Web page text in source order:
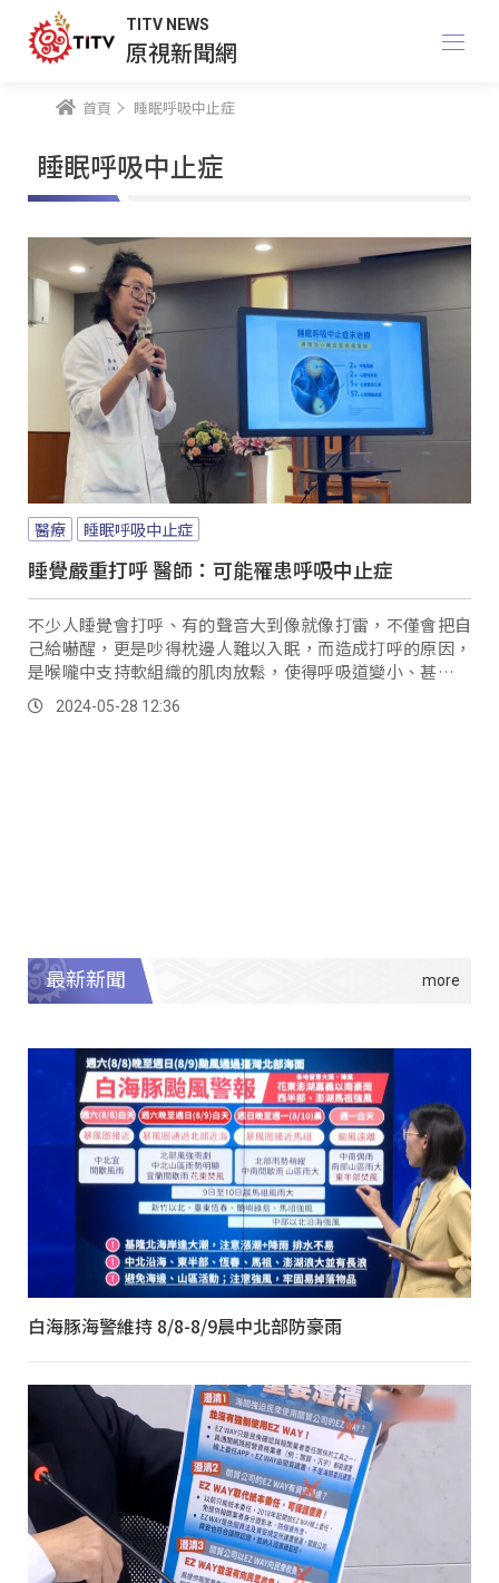
TITV NEWS
原視新聞網
首頁 睡眠呼吸中止症
睡眠呼吸中止症
醫療 睡眠呼吸中止症
睡覺嚴重打呼 醫師：可能罹患呼吸中止症
不少人睡覺會打呼、有的聲音大到像就像打雷，不僅會把自
己給嚇醒，更是吵得枕邊人難以入眠，而造成打呼的原因，
是喉嚨中支持軟組織的肌肉放鬆，使得呼吸道變小、甚至關
閉，造成呼吸困難，身體自然會增加喘氣進而發出聲音；醫
師表示睡覺打呼，很可能是合併程度不等的「睡眠呼吸中止
2024-05-28 12:36
最新新聞
白海豚海警維持 8/8-8/9晨中北部防豪雨